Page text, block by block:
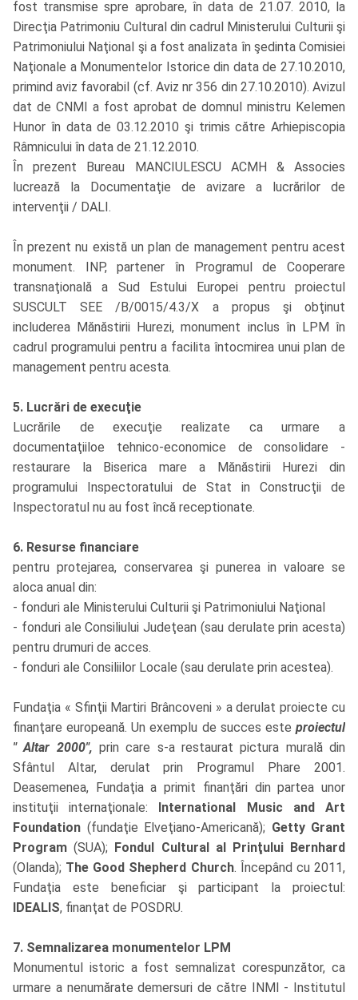
fost transmise spre aprobare, în data de 21.07. 2010, la
Direcţia Patrimoniu Cultural din cadrul Ministerului Culturii şi
Patrimoniului Naţional şi a fost analizata în şedinta Comisiei
Naţionale a Monumentelor Istorice din data de 27.10.2010,
primind aviz favorabil (cf. Aviz nr 356 din 27.10.2010). Avizul
dat de CNMI a fost aprobat de domnul ministru Kelemen
Hunor în data de 03.12.2010 şi trimis către Arhiepiscopia
Râmnicului în data de 21.12.2010.
În prezent Bureau MANCIULESCU ACMH & Associes
lucrează la Documentaţie de avizare a lucrărilor de
intervenţii / DALI.
În prezent nu există un plan de management pentru acest
monument. INP, partener în Programul de Cooperare
transnaţională a Sud Estului Europei pentru proiectul
SUSCULT SEE /B/0015/4.3/X a propus şi obţinut
includerea Mănăstirii Hurezi, monument inclus în LPM în
cadrul programului pentru a facilita întocmirea unui plan de
management pentru acesta.
5. Lucrări de execuţie
Lucrările de execuţie realizate ca urmare a
documentaţiiloe tehnico-economice de consolidare -
restaurare la Biserica mare a Mănăstirii Hurezi din
programului Inspectoratului de Stat in Construcţii de
Inspectoratul nu au fost încă receptionate.
6. Resurse financiare
pentru protejarea, conservarea şi punerea in valoare se
aloca anual din:
- fonduri ale Ministerului Culturii şi Patrimoniului Naţional
- fonduri ale Consiliului Judeţean (sau derulate prin acesta)
pentru drumuri de acces.
- fonduri ale Consiliilor Locale (sau derulate prin acestea).
Fundaţia « Sfinţii Martiri Brâncoveni » a derulat proiecte cu
finanţare europeană. Un exemplu de succes este proiectul
" Altar 2000", prin care s-a restaurat pictura murală din
Sfântul Altar, derulat prin Programul Phare 2001.
Deasemenea, Fundaţia a primit finanţări din partea unor
instituţii internaţionale:
International Music and Art
Foundation (fundaţie Elveţiano-Americană); Getty Grant
Program (SUA); Fondul Cultural al Prinţului Bernhard
(Olanda); The Good Shepherd Church. Începând cu 2011,
Fundaţia este beneficiar şi participant la proiectul:
IDEALIS, finanţat de POSDRU.
7. Semnalizarea monumentelor LPM
Monumentul istoric a fost semnalizat corespunzător, ca
urmare a nenumărate demersuri de către INMI - Institutul